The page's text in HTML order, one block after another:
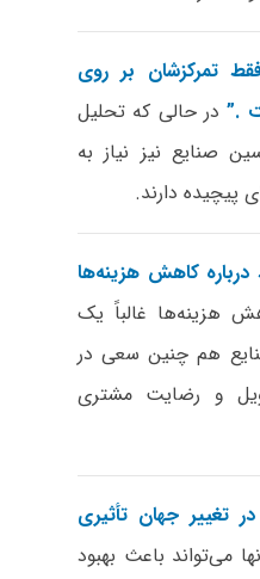
تمرکزشان بر روی
.” در حالی که تحلیل
صنایع نیز نیاز به
پیچیده دارند.
کاهش هزینه‌ها
هزینه‌ها غالباً یک
هم چنین سعی در
و رضایت مشتری
تغییر جهان تأثیری
می‌تواند باعث بهبود